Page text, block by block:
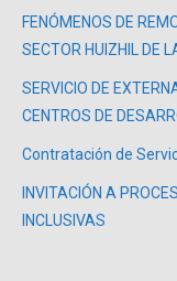
FENÓMENOS DE
SECTOR HUIZHIL DE
SERVICIO DE
CENTROS DE
Contratación de
INVITACIÓN A
INCLUSIVAS